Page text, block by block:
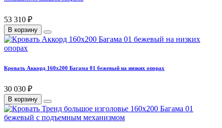
53 310 ₽
В корзину
Кровать Аккорд 160х200 Багама 01 бежевый на низких опорах
30 030 ₽
В корзину